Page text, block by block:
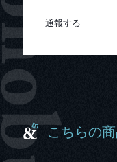
通報する
こちらの